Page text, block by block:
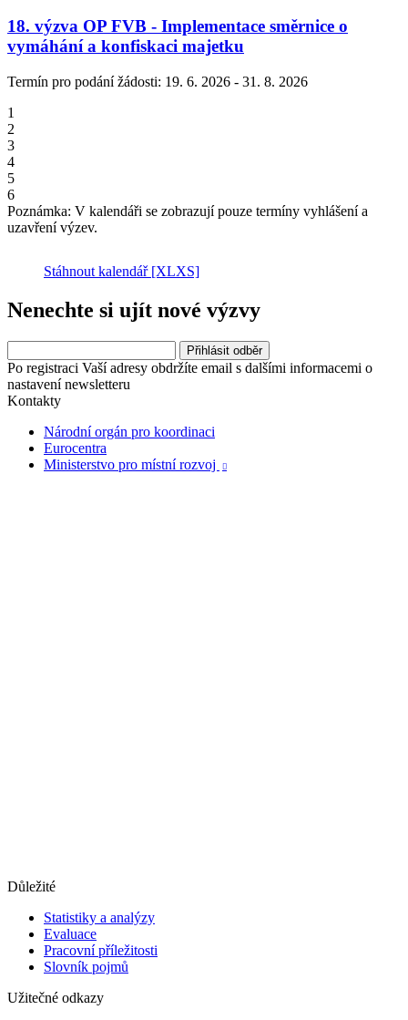
18. výzva OP FVB - Implementace směrnice o
vymáhání a konfiskaci majetku
Termín pro podání žádosti: 19. 6. 2026 - 31. 8. 2026
1
2
3
4
5
6
Poznámka: V kalendáři se zobrazují pouze termíny vyhlášení a
uzavření výzev.
Stáhnout kalendář [XLXS]
Nenechte si ujít nové výzvy
Po registraci Vaší adresy obdržíte email s dalšími informacemi o
nastavení newsletteru
Kontakty
Národní orgán pro koordinaci
Eurocentra
Ministerstvo pro místní rozvoj

Důležité
Statistiky a analýzy
Evaluace
Pracovní příležitosti
Slovník pojmů
Užitečné odkazy